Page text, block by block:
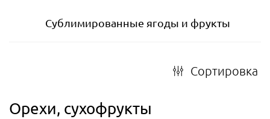
Сублимированные ягоды и фрукты
Сортировка
Орехи, сухофрукты